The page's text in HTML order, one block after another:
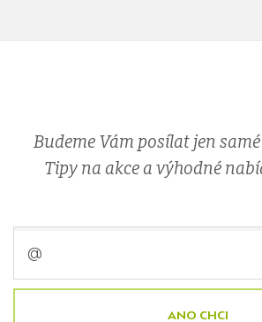
Budeme Vám posílat jen
Tipy na akce a výhodné
ANO CHCI